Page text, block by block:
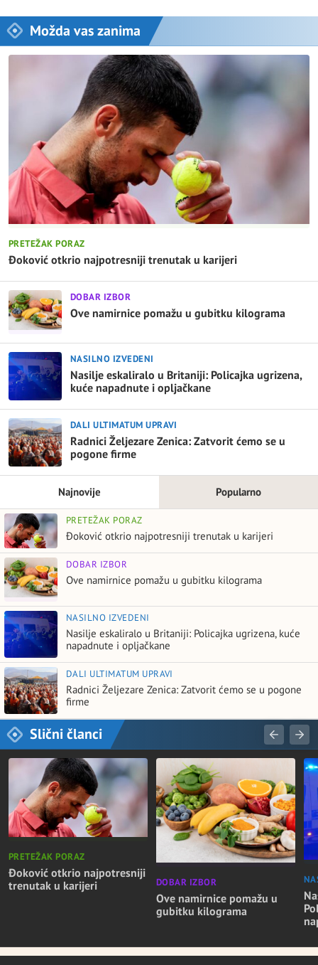
Možda vas zanima
PRETEŽAK PORAZ
Đoković otkrio najpotresniji trenutak u karijeri
DOBAR IZBOR
Ove namirnice pomažu u gubitku kilograma
NASILNO IZVEDENI
Nasilje eskaliralo u Britaniji: Policajka ugrizena,
kuće napadnute i opljačkane
DALI ULTIMATUM UPRAVI
Radnici Željezare Zenica: Zatvorit ćemo se u
pogone firme
Najnovije Popularno
PRETEŽAK PORAZ
Đoković otkrio najpotresniji trenutak u karijeri
DOBAR IZBOR
Ove namirnice pomažu u gubitku kilograma
NASILNO IZVEDENI
Nasilje eskaliralo u Britaniji: Policajka ugrizena, kuće
napadnute i opljačkane
DALI ULTIMATUM UPRAVI
Radnici Željezare Zenica: Zatvorit ćemo se u pogone
firme
Slični članci
PRETEŽAK PORAZ
Đoković otkrio najpotresniji
trenutak u karijeri
DOBAR IZBOR
Ove namirnice pomažu u
gubitku kilograma